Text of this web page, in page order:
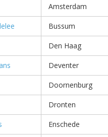
Amsterdam
Bussum
Den Haag
Deventer
Doornenburg
Dronten
Enschede